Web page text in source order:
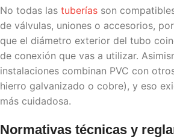
No todas las tuberías son
de válvulas, uniones o accesorios,
que el diámetro exterior del tubo
de conexión que vas a utilizar.
instalaciones combinan PVC con
hierro galvanizado o cobre), y eso
más cuidadosa.
Normativas técnicas y